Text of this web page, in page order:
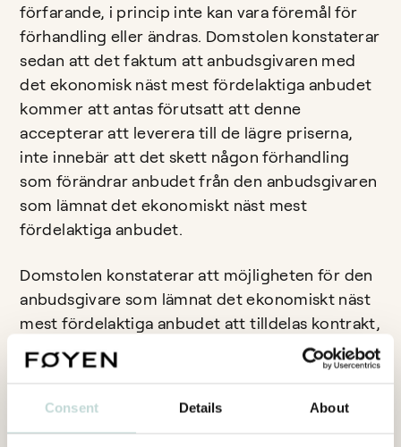
Consent Details About
förfarande, i princip inte kan vara föremål för
förhandling eller ändras. Domstolen konstaterar
sedan att det faktum att anbudsgivaren med
det ekonomisk näst mest fördelaktiga anbudet
kommer att antas förutsatt att denne
accepterar att leverera till de lägre priserna,
inte innebär att det skett någon förhandling
som förändrar anbudet från den anbudsgivaren
som lämnat det ekonomiskt näst mest
fördelaktiga anbudet.
Domstolen konstaterar att möjligheten för den
anbudsgivare som lämnat det ekonomiskt näst
mest fördelaktiga anbudet att tilldelas kontrakt,
grundar sig på de förutsättningar som
uttryckligen framgår av